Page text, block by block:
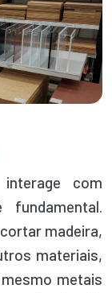
com
madeira,
materiais,
metais